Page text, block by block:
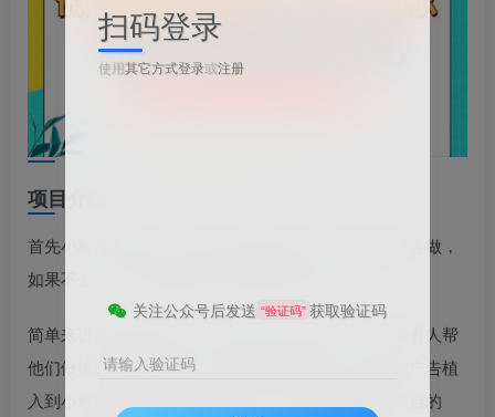
项目介绍
首先小程序绝对是一个稳定长期的项目，前提是你得去做，
如果不去做，再保赚的项目也是赚不到钱的
简单来说就是腾讯平台接了很多广告商的广告，需要有人帮
他们做推广，需要依托一个载体就是小程序，我们把广告植
入到小程序以后给平台去做推广，所以我们赚的是平台的
扫码登录
使用其它方式登录或注册
关注公众号后发送 “验证码” 获取验证码
请输入验证码